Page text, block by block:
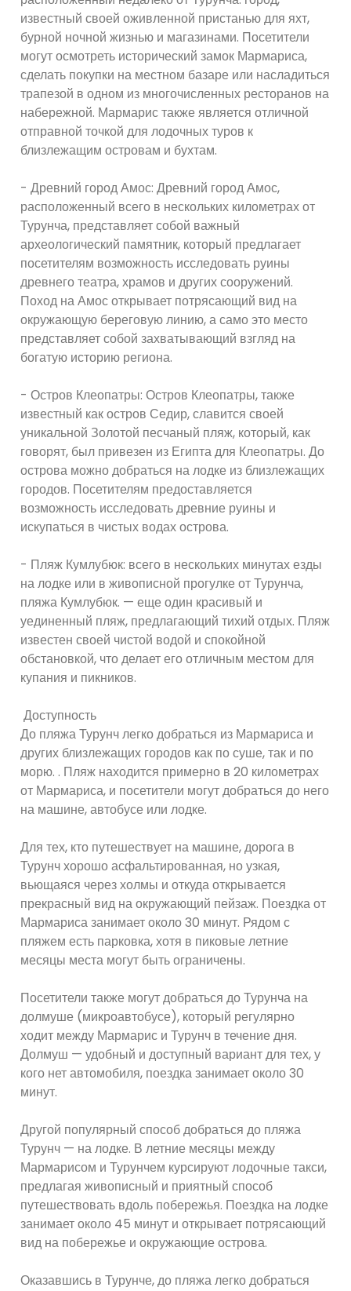
известный своей оживленной пристанью для яхт,
бурной ночной жизнью и магазинами. Посетители
могут осмотреть исторический замок Мармариса,
сделать покупки на местном базаре или насладиться
трапезой в одном из многочисленных ресторанов на
набережной. Мармарис также является отличной
отправной точкой для лодочных туров к
близлежащим островам и бухтам.
- Древний город Амос: Древний город Амос,
расположенный всего в нескольких километрах от
Турунча, представляет собой важный
археологический памятник, который предлагает
посетителям возможность исследовать руины
древнего театра, храмов и других сооружений.
Поход на Амос открывает потрясающий вид на
окружающую береговую линию, а само это место
представляет собой захватывающий взгляд на
богатую историю региона.
- Остров Клеопатры: Остров Клеопатры, также
известный как остров Седир, славится своей
уникальной Золотой песчаный пляж, который, как
говорят, был привезен из Египта для Клеопатры. До
острова можно добраться на лодке из близлежащих
городов. Посетителям предоставляется
возможность исследовать древние руины и
искупаться в чистых водах острова.
- Пляж Кумлубюк: всего в нескольких минутах езды
на лодке или в живописной прогулке от Турунча,
пляжа Кумлубюк. — еще один красивый и
уединенный пляж, предлагающий тихий отдых. Пляж
известен своей чистой водой и спокойной
обстановкой, что делает его отличным местом для
купания и пикников.
Доступность
До пляжа Турунч легко добраться из Мармариса и
других близлежащих городов как по суше, так и по
морю. . Пляж находится примерно в 20 километрах
от Мармариса, и посетители могут добраться до него
на машине, автобусе или лодке.
Для тех, кто путешествует на машине, дорога в
Турунч хорошо асфальтированная, но узкая,
вьющаяся через холмы и откуда открывается
прекрасный вид на окружающий пейзаж. Поездка от
Мармариса занимает около 30 минут. Рядом с
пляжем есть парковка, хотя в пиковые летние
месяцы места могут быть ограничены.
Посетители также могут добраться до Турунча на
долмуше (микроавтобусе), который регулярно
ходит между Мармарис и Турунч в течение дня.
Долмуш — удобный и доступный вариант для тех, у
кого нет автомобиля, поездка занимает около 30
минут.
Другой популярный способ добраться до пляжа
Турунч — на лодке. В летние месяцы между
Мармарисом и Турунчем курсируют лодочные такси,
предлагая живописный и приятный способ
путешествовать вдоль побережья. Поездка на лодке
занимает около 45 минут и открывает потрясающий
вид на побережье и окружающие острова.
Оказавшись в Турунче, до пляжа легко добраться